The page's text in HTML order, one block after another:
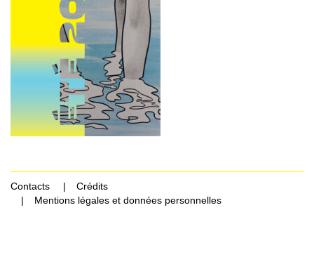
Contacts
Crédits
Mentions légales et données personnelles